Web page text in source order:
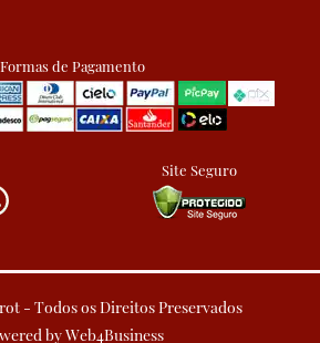
Formas de Pagamento
Site Seguro
- Todos os Direitos Preservados
by Web4Business